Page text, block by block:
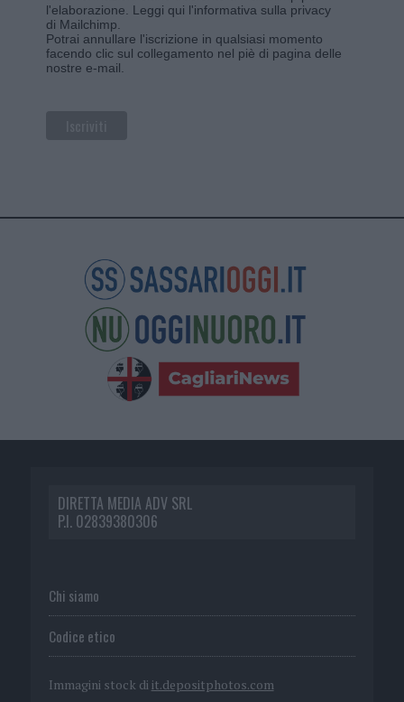
l'elaborazione. Leggi qui l'informativa sulla privacy
di Mailchimp
Potrai annullare l'iscrizione in qualsiasi momento
facendo clic sul collegamento nel piè di pagina delle
nostre e-mail.
DIRETTA MEDIA ADV SRL
P.I. 02839380306
Chi siamo
Codice etico
Immagini stock di it.depositphotos.com